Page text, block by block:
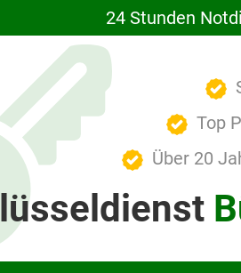
24 Stunden
Top
Über 20